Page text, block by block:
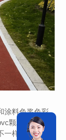
涂料色浆色彩
颗粒作为原料
样区别，可